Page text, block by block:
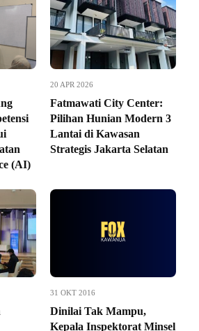
(AI)
20 APR 2026
Fatmawati City Center:
Pilihan Hunian Modern 3
Lantai di Kawasan
Strategis Jakarta Selatan
31 OKT 2016
Dinilai Tak Mampu,
Kepala Inspektorat Minsel